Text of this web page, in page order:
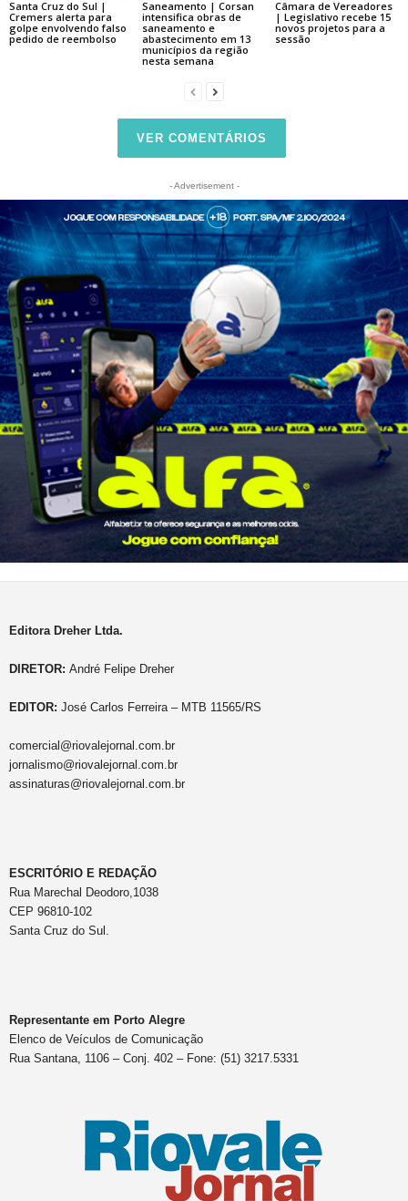
Santa Cruz do Sul |
Cremers alerta para
golpe envolvendo falso
pedido de reembolso
Saneamento | Corsan
intensifica obras de
saneamento e
abastecimento em 13
municípios da região
nesta semana
Câmara de Vereadores
| Legislativo recebe 15
novos projetos para a
sessão
VER COMENTÁRIOS
- Advertisement -
Editora Dreher Ltda.
DIRETOR: André Felipe Dreher
EDITOR: José Carlos Ferreira – MTB 11565/RS
comercial@riovalejornal.com.br
jornalismo@riovalejornal.com.br
assinaturas@riovalejornal.com.br
ESCRITÓRIO E REDAÇÃO
Rua Marechal Deodoro,1038
CEP 96810-102
Santa Cruz do Sul.
Representante em Porto Alegre
Elenco de Veículos de Comunicação
Rua Santana, 1106 – Conj. 402 – Fone: (51) 3217.5331